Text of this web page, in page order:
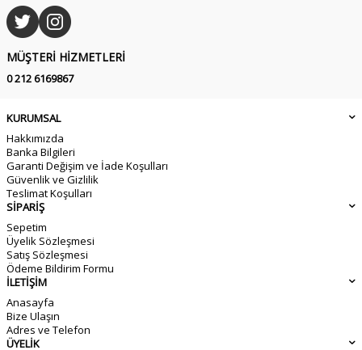
MÜŞTERI HIZMETLERI
0 212 6169867
KURUMSAL
Hakkımızda
Banka Bilgileri
Garanti Değişim ve İade Koşulları
Güvenlik ve Gizlilik
Teslimat Koşulları
SİPARİŞ
Sepetim
Üyelik Sözleşmesi
Satış Sözleşmesi
Ödeme Bildirim Formu
İLETİŞİM
Anasayfa
Bize Ulaşın
Adres ve Telefon
ÜYELİK